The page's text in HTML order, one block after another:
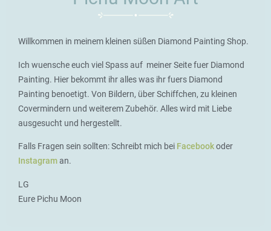
Willkommen in meinem kleinen süßen Diamond Painting Shop.
Ich wuensche euch viel Spass auf meiner Seite fuer Diamond
Painting. Hier bekommt ihr alles was ihr fuers Diamond
Painting benoetigt. Von Bildern, über Schiffchen, zu kleinen
Covermindern und weiterem Zubehör. Alles wird mit Liebe
ausgesucht und hergestellt.
Falls Fragen sein sollten: Schreibt mich bei Facebookoder
Instagraman.
LG
Eure Pichu Moon